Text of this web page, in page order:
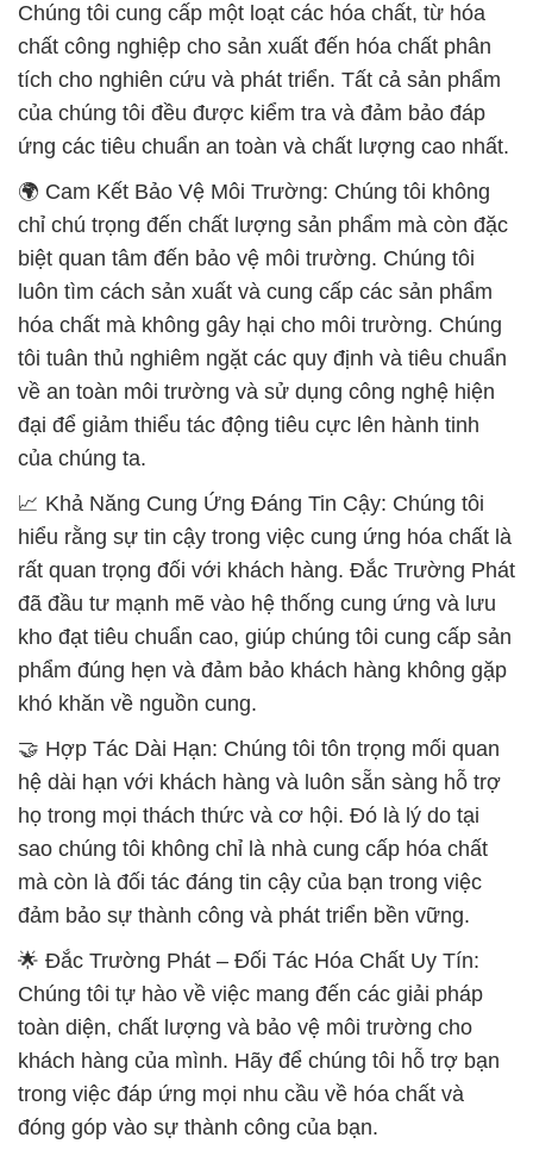
Chúng tôi cung cấp một loạt các hóa chất, từ hóa
chất công nghiệp cho sản xuất đến hóa chất phân
tích cho nghiên cứu và phát triển. Tất cả sản phẩm
của chúng tôi đều được kiểm tra và đảm bảo đáp
ứng các tiêu chuẩn an toàn và chất lượng cao nhất.
🌍 Cam Kết Bảo Vệ Môi Trường: Chúng tôi không
chỉ chú trọng đến chất lượng sản phẩm mà còn đặc
biệt quan tâm đến bảo vệ môi trường. Chúng tôi
luôn tìm cách sản xuất và cung cấp các sản phẩm
hóa chất mà không gây hại cho môi trường. Chúng
tôi tuân thủ nghiêm ngặt các quy định và tiêu chuẩn
về an toàn môi trường và sử dụng công nghệ hiện
đại để giảm thiểu tác động tiêu cực lên hành tinh
của chúng ta.
📈 Khả Năng Cung Ứng Đáng Tin Cậy: Chúng tôi
hiểu rằng sự tin cậy trong việc cung ứng hóa chất là
rất quan trọng đối với khách hàng. Đắc Trường Phát
đã đầu tư mạnh mẽ vào hệ thống cung ứng và lưu
kho đạt tiêu chuẩn cao, giúp chúng tôi cung cấp sản
phẩm đúng hẹn và đảm bảo khách hàng không gặp
khó khăn về nguồn cung.
🤝 Hợp Tác Dài Hạn: Chúng tôi tôn trọng mối quan
hệ dài hạn với khách hàng và luôn sẵn sàng hỗ trợ
họ trong mọi thách thức và cơ hội. Đó là lý do tại
sao chúng tôi không chỉ là nhà cung cấp hóa chất
mà còn là đối tác đáng tin cậy của bạn trong việc
đảm bảo sự thành công và phát triển bền vững.
🌟 Đắc Trường Phát – Đối Tác Hóa Chất Uy Tín:
Chúng tôi tự hào về việc mang đến các giải pháp
toàn diện, chất lượng và bảo vệ môi trường cho
khách hàng của mình. Hãy để chúng tôi hỗ trợ bạn
trong việc đáp ứng mọi nhu cầu về hóa chất và
đóng góp vào sự thành công của bạn.